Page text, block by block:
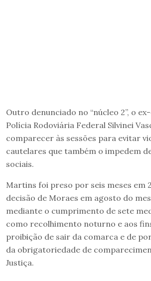
Outro denunciado no “núcleo 2”, o
Polícia Rodoviária Federal Silvinei
comparecer às sessões para evitar
cautelares que também o impedem
sociais.
Martins foi preso por seis meses em
decisão de Moraes em agosto do
mediante o cumprimento de sete
como recolhimento noturno e aos
proibição de sair da comarca e de
da obrigatoriedade de
Justiça.